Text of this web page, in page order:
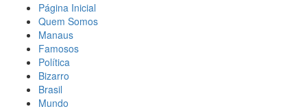
Página Inicial
Quem Somos
Manaus
Famosos
Política
Bizarro
Brasil
Mundo